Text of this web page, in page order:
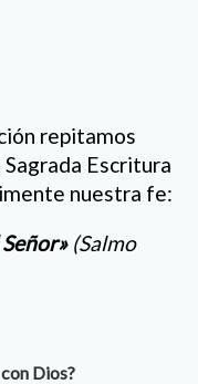
repitamos
Escritura
nuestra fe:
(Salmo
Dios?